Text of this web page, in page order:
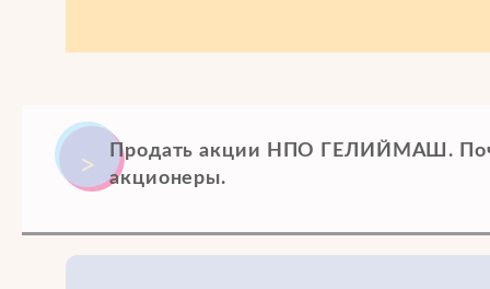
Продать акции НПО ГЕЛИЙМАШ.
акционеры.